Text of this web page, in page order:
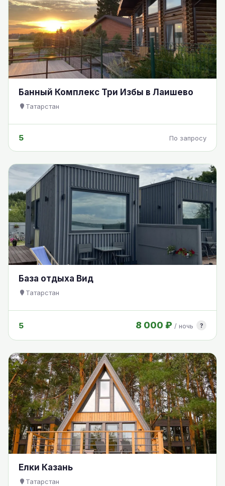
Банный Комплекс Три Избы в Лаишево
Татарстан
5 По запросу
База отдыха Вид
Татарстан
5 8 000 ₽ / ночь ?
Елки Казань
Татарстан